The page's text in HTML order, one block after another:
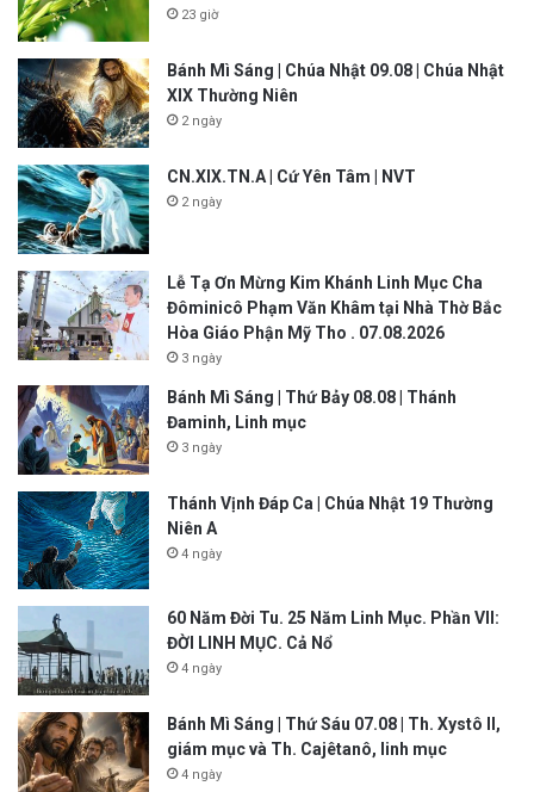
23 giờ
Bánh Mì Sáng | Chúa Nhật 09.08 | Chúa Nhật
XIX Thường Niên
2 ngày
CN.XIX.TN.A | Cứ Yên Tâm | NVT
2 ngày
Lễ Tạ Ơn Mừng Kim Khánh Linh Mục Cha
Đôminicô Phạm Văn Khâm tại Nhà Thờ Bắc
Hòa Giáo Phận Mỹ Tho . 07.08.2026
3 ngày
Bánh Mì Sáng | Thứ Bảy 08.08 | Thánh
Đaminh, Linh mục
3 ngày
Thánh Vịnh Đáp Ca | Chúa Nhật 19 Thường
Niên A
4 ngày
60 Năm Đời Tu. 25 Năm Linh Mục. Phần VII:
ĐỜI LINH MỤC. Cả Nổ
4 ngày
Bánh Mì Sáng | Thứ Sáu 07.08 | Th. Xystô II,
giám mục và Th. Cajêtanô, linh mục
4 ngày